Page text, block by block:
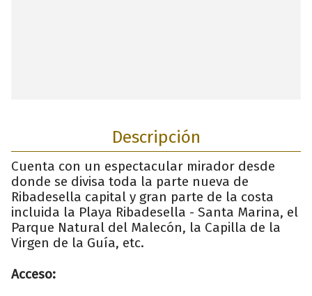
Descripción
Cuenta con un espectacular mirador desde
donde se divisa toda la parte nueva de
Ribadesella capital y gran parte de la costa
incluida la Playa Ribadesella - Santa Marina, el
Parque Natural del Malecón, la Capilla de la
Virgen de la Guía, etc.
Acceso: